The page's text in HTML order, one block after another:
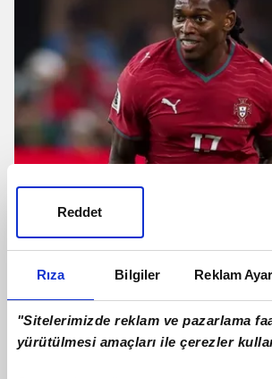
Rıza Bilgiler Reklam
"Sitelerimizde reklam ve pazarlama
yürütülmesi amaçları ile çerezler
Reddet
Galatasaray Rafael Leao
İşte Portekizli yıldızın maaşı